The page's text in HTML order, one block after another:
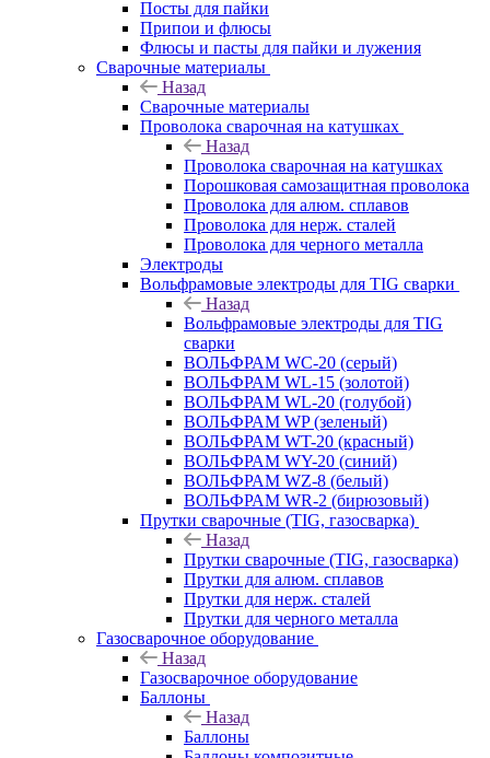
Посты для пайки
Припои и флюсы
Флюсы и пасты для пайки и лужения
Сварочные материалы
Назад
Сварочные материалы
Проволока сварочная на катушках
Назад
Проволока сварочная на катушках
Порошковая самозащитная проволока
Проволока для алюм. сплавов
Проволока для нерж. сталей
Проволока для черного металла
Электроды
Вольфрамовые электроды для TIG сварки
Назад
Вольфрамовые электроды для TIG
сварки
ВОЛЬФРАМ WC-20 (серый)
ВОЛЬФРАМ WL-15 (золотой)
ВОЛЬФРАМ WL-20 (голубой)
ВОЛЬФРАМ WP (зеленый)
ВОЛЬФРАМ WT-20 (красный)
ВОЛЬФРАМ WY-20 (синий)
ВОЛЬФРАМ WZ-8 (белый)
ВОЛЬФРАМ WR-2 (бирюзовый)
Прутки сварочные (TIG, газосварка)
Назад
Прутки сварочные (TIG, газосварка)
Прутки для алюм. сплавов
Прутки для нерж. сталей
Прутки для черного металла
Газосварочное оборудование
Назад
Газосварочное оборудование
Баллоны
Назад
Баллоны